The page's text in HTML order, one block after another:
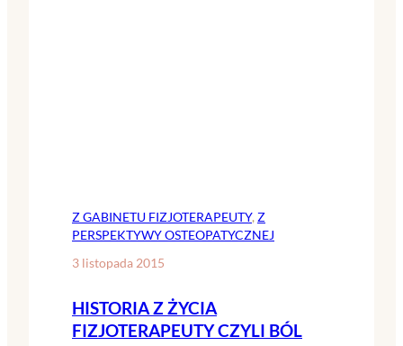
Z GABINETU FIZJOTERAPEUTY, Z
PERSPEKTYWY OSTEOPATYCZNEJ
3 listopada 2015
HISTORIA Z ŻYCIA
FIZJOTERAPEUTY CZYLI BÓL